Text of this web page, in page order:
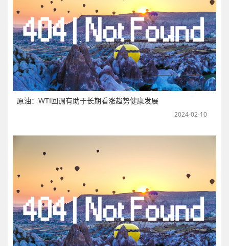
原油：WTI回调有助于长期看涨趋势健康发展
2024-02-10